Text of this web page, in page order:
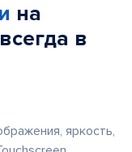
на
всегда в
яркость,